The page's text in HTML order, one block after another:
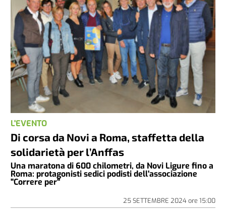
L'EVENTO
Di corsa da Novi a Roma, staffetta della
solidarietà per l’Anffas
Una maratona di 600 chilometri, da Novi Ligure fino a
Roma: protagonisti sedici podisti dell'associazione
"Correre per"
25 SETTEMBRE 2024ore 15:00